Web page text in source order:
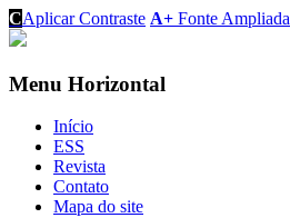
CAplicar Contraste A+ Fonte Ampliada
Menu Horizontal
Início
ESS
Revista
Contato
Mapa do site